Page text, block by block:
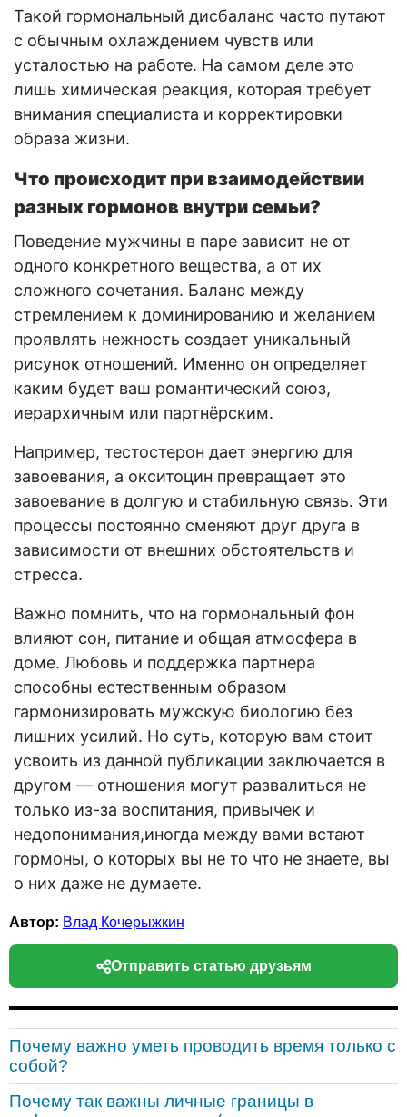
Такой гормональный дисбаланс часто путают
с обычным охлаждением чувств или
усталостью на работе. На самом деле это
лишь химическая реакция, которая требует
внимания специалиста и корректировки
образа жизни.
Что происходит при взаимодействии
разных гормонов внутри семьи?
Поведение мужчины в паре зависит не от
одного конкретного вещества, а от их
сложного сочетания. Баланс между
стремлением к доминированию и желанием
проявлять нежность создает уникальный
рисунок отношений. Именно он определяет
каким будет ваш романтический союз,
иерархичным или партнёрским.
Например, тестостерон дает энергию для
завоевания, а окситоцин превращает это
завоевание в долгую и стабильную связь. Эти
процессы постоянно сменяют друг друга в
зависимости от внешних обстоятельств и
стресса.
Важно помнить, что на гормональный фон
влияют сон, питание и общая атмосфера в
доме. Любовь и поддержка партнера
способны естественным образом
гармонизировать мужскую биологию без
лишних усилий. Но суть, которую вам стоит
усвоить из данной публикации заключается в
другом — отношения могут развалиться не
только из-за воспитания, привычек и
недопонимания,иногда между вами встают
гормоны, о которых вы не то что не знаете, вы
о них даже не думаете.
Автор: Влад Кочерыжкин
Отправить статью друзьям
Почему важно уметь проводить время только с
собой?
Почему так важны личные границы в